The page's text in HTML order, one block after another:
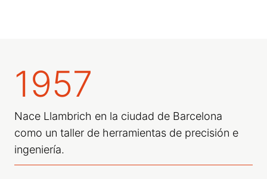
1957
Nace Llambrich en la ciudad de Barcelona
como un taller de herramientas de precisión e
ingeniería.